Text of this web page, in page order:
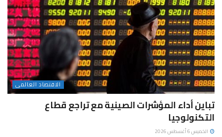
الاقتصاد العالمى
تباين أداء المؤشرات الصينية مع تراجع قطاع
التكنولوجيا
الخميس 6 أغسطس 2026